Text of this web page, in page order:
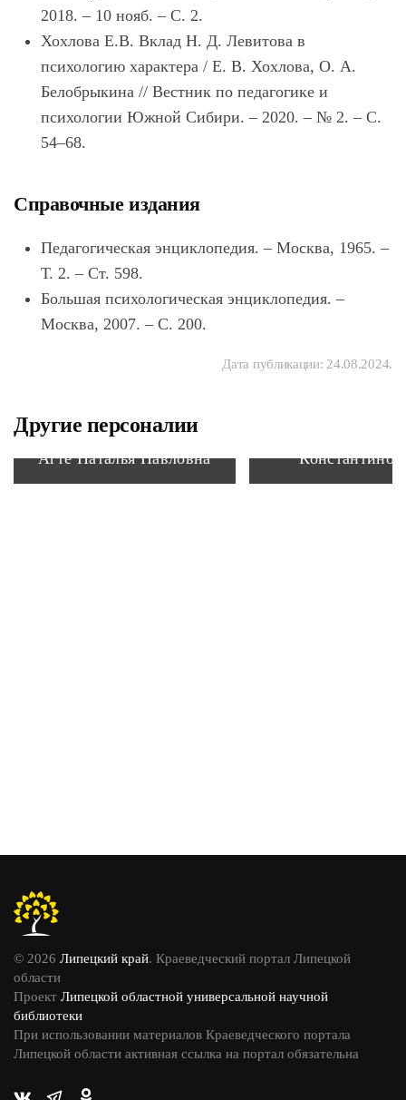
2018. – 10 нояб. – С. 2.
Хохлова Е.В. Вклад Н. Д. Левитова в
психологию характера / Е. В. Хохлова, О. А.
Белобрыкина // Вестник по педагогике и
психологии Южной Сибири. – 2020. – № 2. – С.
54–68.
Справочные издания
Педагогическая энциклопедия. – Москва, 1965. –
Т. 2. – Ст. 598.
Большая психологическая энциклопедия. –
Москва, 2007. – С. 200.
Дата публикации: 24.08.2024.
Другие персоналии
Агте Наталья Павловна
© 2026 Липецкий край. Краеведческий портал Липецкой
области
Проект Липецкой областной универсальной научной
библиотеки
При использовании материалов Краеведческого портала
Липецкой области активная ссылка на портал обязательна